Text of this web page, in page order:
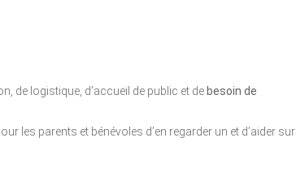
de logistique, d’accueil de public et de besoin de
les parents et bénévoles d’en regarder un et d’aider sur